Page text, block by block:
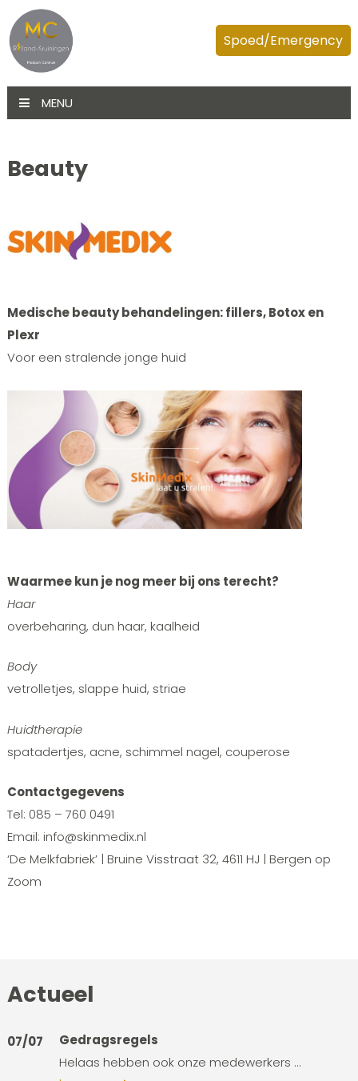
Spoed/Emergency
MENU
Beauty
Medische beauty behandelingen: fillers, Botox en
Plexr
Voor een stralende jonge huid
Waarmee kun je nog meer bij ons terecht?
Haar
overbeharing, dun haar, kaalheid
Body
vetrolletjes, slappe huid, striae
Huidtherapie
spatadertjes, acne, schimmel nagel, couperose
Contactgegevens
Tel: 085 – 760 0491
Email: info@skinmedix.nl
‘De Melkfabriek’ | Bruine Visstraat 32, 4611 HJ | Bergen op
Zoom
Actueel
07/07
Gedragsregels
Helaas hebben ook onze medewerkers ...